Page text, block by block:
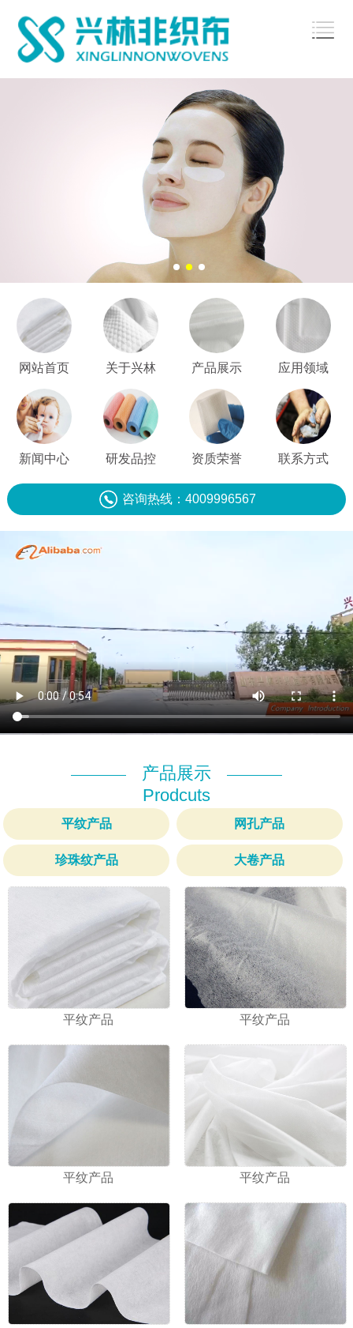
2 3
网站首页 关于兴林 产品展示 应用领域
新闻中心 研发品控 资质荣誉 联系方式
咨询热线：4009996567
产品展示
Prodcuts
平纹产品 网孔产品
珍珠纹产品 大卷产品
平纹产品 平纹产品
平纹产品 平纹产品